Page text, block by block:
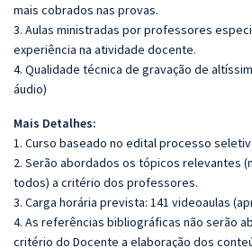
mais cobrados nas provas.
3. Aulas ministradas por professores
experiência na atividade docente.
4. Qualidade técnica de gravação de
áudio)
Mais Detalhes:
1. Curso baseado no edital processo
2. Serão abordados os tópicos relevantes
todos) a critério dos professores.
3. Carga horária prevista: 141 videoaulas
4. As referências bibliográficas não serão
critério do Docente a elaboração dos